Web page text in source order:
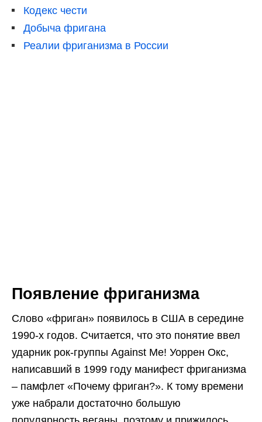
Кодекс чести
Добыча фригана
Реалии фриганизма в России
Появление фриганизма
Слово «фриган» появилось в США в середине
1990-х годов. Считается, что это понятие ввел
ударник рок-группы Against Me! Уоррен Окс,
написавший в 1999 году манифест фриганизма
– памфлет «Почему фриган?». К тому времени
уже набрали достаточно большую